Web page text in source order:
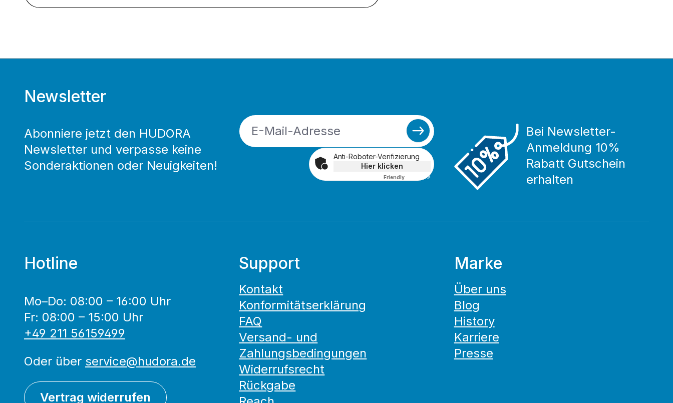
Newsletter
Abonniere jetzt den HUDORA
Newsletter und verpasse keine
Sonderaktionen oder Neuigkeiten!
Anti-Roboter-Verifizierung
Hier klicken
FriendlyCaptcha ⇗
Bei Newsletter-
Anmeldung 10%
Rabatt Gutschein
erhalten
Hotline
Mo–Do: 08:00 – 16:00 Uhr
Fr: 08:00 – 15:00 Uhr
+49 211 56159499
Oder über service@hudora.de
Vertrag widerrufen
Support
Kontakt
Konformitätserklärung
FAQ
Versand- und
Zahlungsbedingungen
Widerrufsrecht
Rückgabe
Marke
Über uns
Blog
History
Karriere
Presse